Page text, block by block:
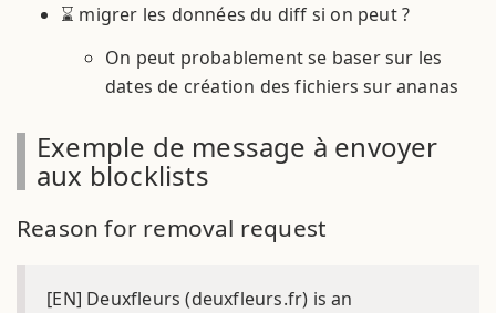
⌛ migrer les données du diff si on peut ?
On peut probablement se baser sur les
dates de création des fichiers sur ananas
Exemple de message à envoyer
aux blocklists
Reason for removal request
[EN] Deuxfleurs (deuxfleurs.fr) is an